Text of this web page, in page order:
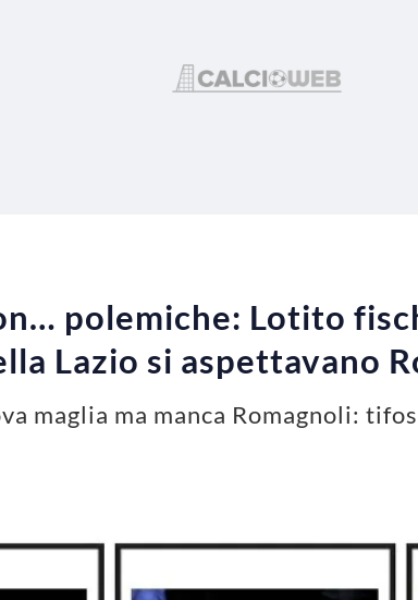
polemiche: Lotito
Lazio si aspettavano
maglia ma manca Romagnoli: